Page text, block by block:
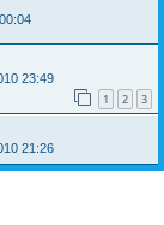
23:49
1 2 3
21:26